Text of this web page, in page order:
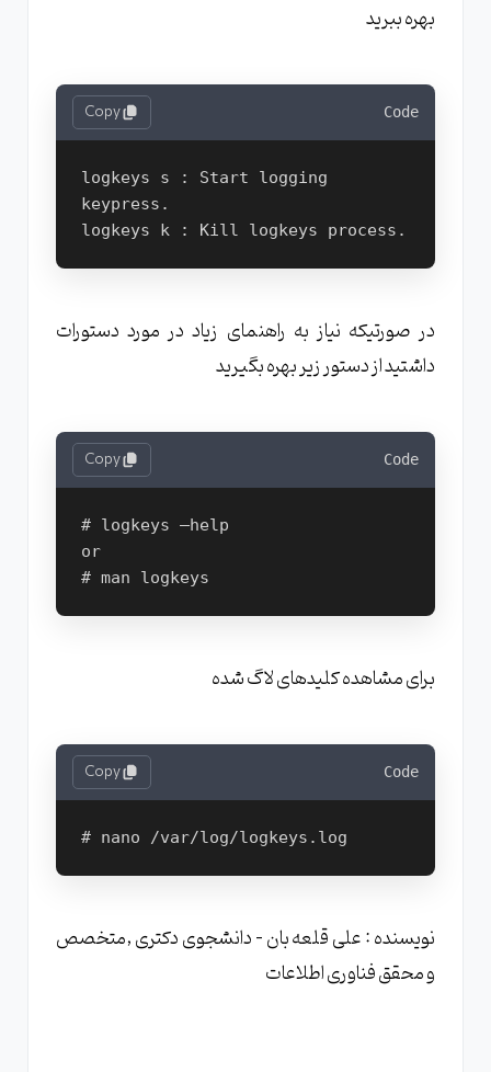
بهره ببرید
Code
Copy
logkeys ­s : Start logging
keypress.
در صورتیکه نیاز به راهنمای زیاد در مورد دستورات
داشتید از دستور زیر بهره بگیرید
Code
Copy
# logkeys –help
or
برای مشاهده کلیدهای لاگ شده
Code
Copy
نویسنده : علی قلعه بان - دانشجوی دکتری ,متخصص
و محقق فناوری اطلاعات